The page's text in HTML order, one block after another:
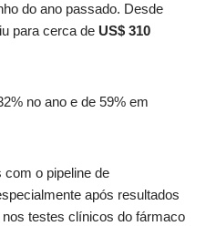
do ano passado. Desde
para cerca de US$ 310
no ano e de 59% em
com o pipeline de
após resultados
testes clínicos do fármaco